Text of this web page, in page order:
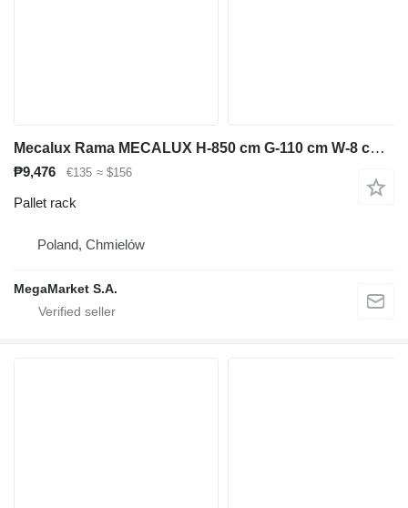
Mecalux Rama MECALUX H-850 cm G-110 cm W-8 cm niebieski używana
₱9,476 €135 ≈ $156
Pallet rack
Poland, Chmielów
MegaMarket S.A.